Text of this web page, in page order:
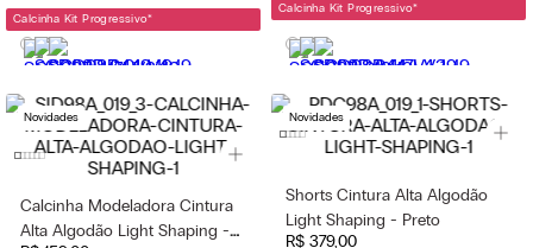
Calcinha Kit Progressivo*
Calcinha Kit Progressivo*
Novidades
Calcinha Modeladora Cintura
Alta Algodão Light Shaping -
Novidades
Shorts Cintura Alta Algodão
Light Shaping - Preto
R$ 379,00